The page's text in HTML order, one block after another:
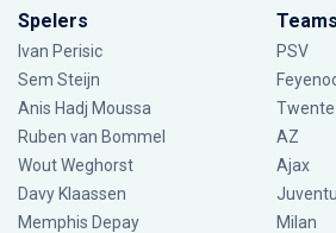
Spelers
Ivan Perisic
Sem Steijn
Anis Hadj Moussa
Ruben van Bommel
Wout Weghorst
Davy Klaassen
Memphis Depay
Teams
PSV
Twente
AZ
Ajax
Milan